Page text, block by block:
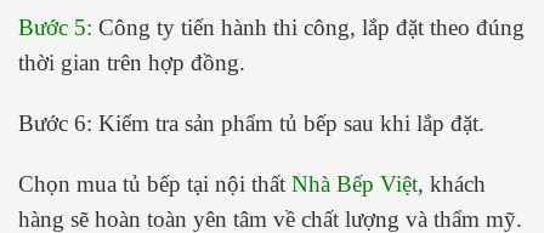
Bước 5: Công ty tiến hành thi công, lắp đặt theo đúng
thời gian trên hợp đồng.
Bước 6: Kiểm tra sản phẩm tủ bếp sau khi lắp đặt.
Chọn mua tủ bếp tại nội thất Nhà Bếp Việt, khách
hàng sẽ hoàn toàn yên tâm về chất lượng và thẩm mỹ.